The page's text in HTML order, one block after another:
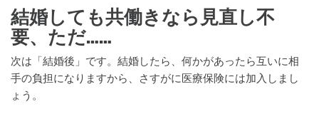
結婚しても共働きなら見直し不
要、ただ……
次は「結婚後」です。結婚したら、何かがあったら互いに相
手の負担になりますから、さすがに医療保険には加入しまし
ょう。